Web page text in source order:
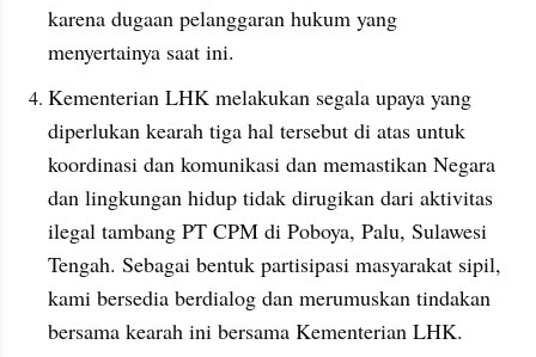
karena dugaan pelanggaran hukum yang
menyertainya saat ini.
Kementerian LHK melakukan segala upaya yang
diperlukan kearah tiga hal tersebut di atas untuk
koordinasi dan komunikasi dan memastikan Negara
dan lingkungan hidup tidak dirugikan dari aktivitas
ilegal tambang PT CPM di Poboya, Palu, Sulawesi
Tengah. Sebagai bentuk partisipasi masyarakat sipil,
kami bersedia berdialog dan merumuskan tindakan
bersama kearah ini bersama Kementerian LHK.